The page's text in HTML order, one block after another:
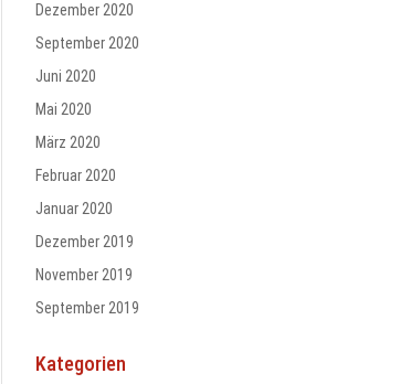
Dezember 2020
September 2020
Juni 2020
Mai 2020
März 2020
Februar 2020
Januar 2020
Dezember 2019
November 2019
September 2019
Kategorien